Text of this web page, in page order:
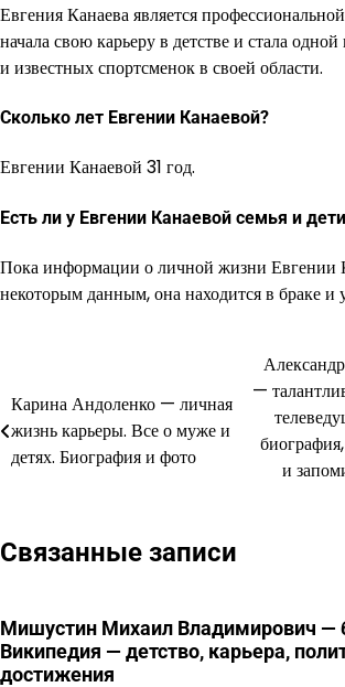
Евгения Канаева является
начала свою карьеру в детстве и стала
и известных спортсменок в своей области.
Сколько лет Евгении Канаевой?
Евгении Канаевой 31 год.
Есть ли у Евгении Канаевой семья и
Пока информации о личной жизни Евгении
некоторым данным, она находится в браке и
по
записям
Карина Андоленко — личная
жизнь карьеры. Все о муже и
детях. Биография и фото
—
и
Связанные записи
Мишустин Михаил Владимирович —
Википедия — детство, карьера,
достижения